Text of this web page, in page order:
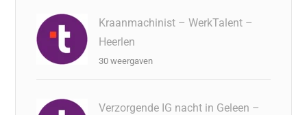
Kraanmachinist – WerkTalent –
Heerlen
30 weergaven
Verzorgende IG nacht in Geleen –